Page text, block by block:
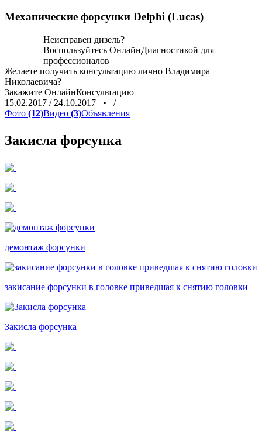
Механические форсунки Delphi (Lucas)
Неисправен дизель?
Воспользуйтесь ОнлайнДиагностикой для
профессионалов
Желаете получить консультацию лично Владимира
Николаевича?
Закажите ОнлайнКонсультацию
15.02.2017 / 24.10.2017 •
/
Фото (12)Видео (3)Объявления
Закисла форсунка
демонтаж форсунки
закисание форсунки в головке приведшая к снятию головки
Закисла форсунка